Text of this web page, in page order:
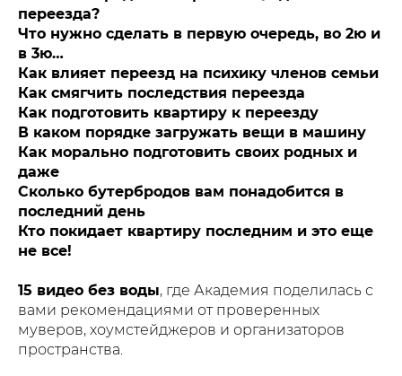
переезда?
Что нужно сделать в первую очередь, во 2ю и
в 3ю…
Как влияет переезд на психику членов семьи
Как смягчить последствия переезда
Как подготовить квартиру к переезду
В каком порядке загружать вещи в машину
Как морально подготовить своих родных и
даже
Сколько бутербродов вам понадобится в
последний день
Кто покидает квартиру последним и это еще
не все!
15 видео без воды, где Академия поделилась с
вами рекомендациями от проверенных
муверов, хоумстейджеров и организаторов
пространства.